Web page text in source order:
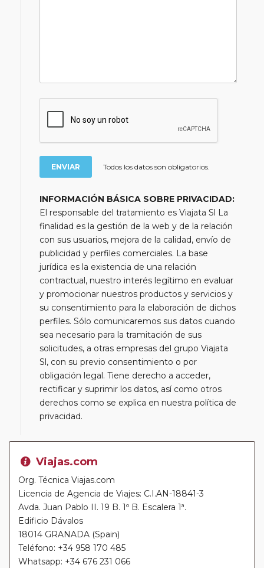
Todos los datos son obligatorios.
INFORMACIÓN BÁSICA SOBRE PRIVACIDAD:
El responsable del tratamiento es Viajata Sl La
finalidad es la gestión de la web y de la relación
con sus usuarios, mejora de la calidad, envío de
publicidad y perfiles comerciales. La base
jurídica es la existencia de una relación
contractual, nuestro interés legítimo en evaluar
y promocionar nuestros productos y servicios y
su consentimiento para la elaboración de dichos
perfiles. Sólo comunicaremos sus datos cuando
sea necesario para la tramitación de sus
solicitudes, a otras empresas del grupo Viajata
Sl, con su previo consentimiento o por
obligación legal. Tiene derecho a acceder,
rectificar y suprimir los datos, así como otros
derechos como se explica en nuestra política de
privacidad.
Viajas.com
Org. Técnica Viajas.com
Licencia de Agencia de Viajes: C.I.AN-18841-3
Avda. Juan Pablo II. 19 B. 1º B. Escalera 1ª.
Edificio Dávalos
18014 GRANADA (Spain)
Teléfono: +34 958 170 485
Whatsapp: +34 676 231 066